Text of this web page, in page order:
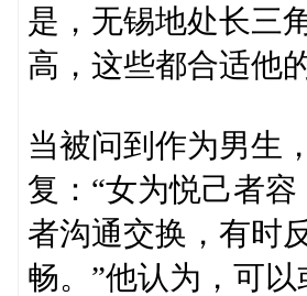
是，无锡地处长三
高，这些都合适他
当被问到作为男生
复：“女为悦己者
者沟通交换，有时
畅。”他认为，可